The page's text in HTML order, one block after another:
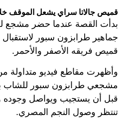
قميص جالاتا سراي يشعل الموقف
بدأت القصة عندما حضر مشجع
جماهير طرابزون سبور
قميص فريقه الأصفر والأحمر.
وأظهرت مقاطع فيديو متداولة
مشجعي طرابزون سبور للشاب
قبل أن يستجيب ويواصل وجوده
تنتظر وصول النجم المصري.